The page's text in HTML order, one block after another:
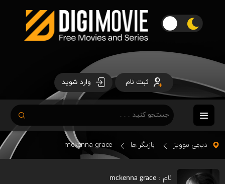
ثبت نام وارد شوید
دیجی موویز بازیگر ها mckenna grace
نام : mckenna grace